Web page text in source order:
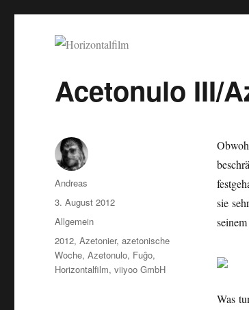
Acetonulo III/
sie
Was
Autor
Andreas
Veröffentlicht
am
3. August 2012
Kategorien
Allgemein
Schlagwörter
2012,Azetonier,azetonische
Woche,Azetonulo, Fuĝo,
Horizontalfilm,viiyoo GmbH